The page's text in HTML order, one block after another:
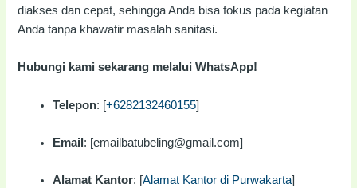
diakses dan cepat, sehingga Anda bisa fokus pada kegiatan
Anda tanpa khawatir masalah sanitasi.
Hubungi kami sekarang melalui WhatsApp!
Telepon: [+6282132460155]
Email : [emailbatubeling@gmail.com]
Alamat Kantor: [Alamat Kantor di Purwakarta]